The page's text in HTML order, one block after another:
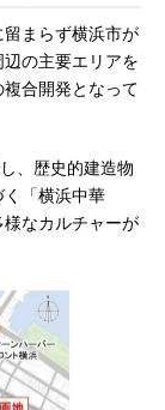
まらず横浜市が
の主要エリアを
合開発となって
、歴史的建造物
「横浜中華
なカルチャーが